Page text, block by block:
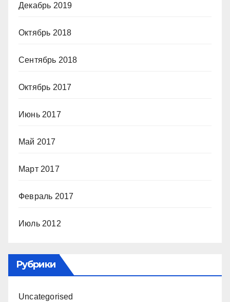
Декабрь 2019
Октябрь 2018
Сентябрь 2018
Октябрь 2017
Июнь 2017
Май 2017
Март 2017
Февраль 2017
Июль 2012
Рубрики
Uncategorised